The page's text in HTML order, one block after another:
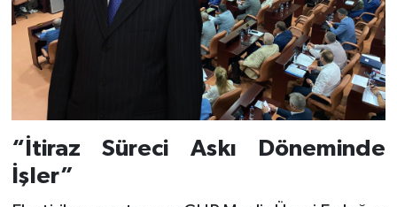
“İtiraz Süreci Askı Döneminde
İşler”